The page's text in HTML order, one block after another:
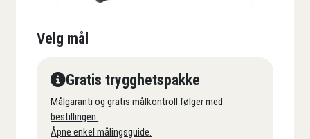
Velg mål
Gratis trygghetspakke
Målgaranti og gratis målkontroll følger med
bestillingen.
Åpne enkel målingsguide.